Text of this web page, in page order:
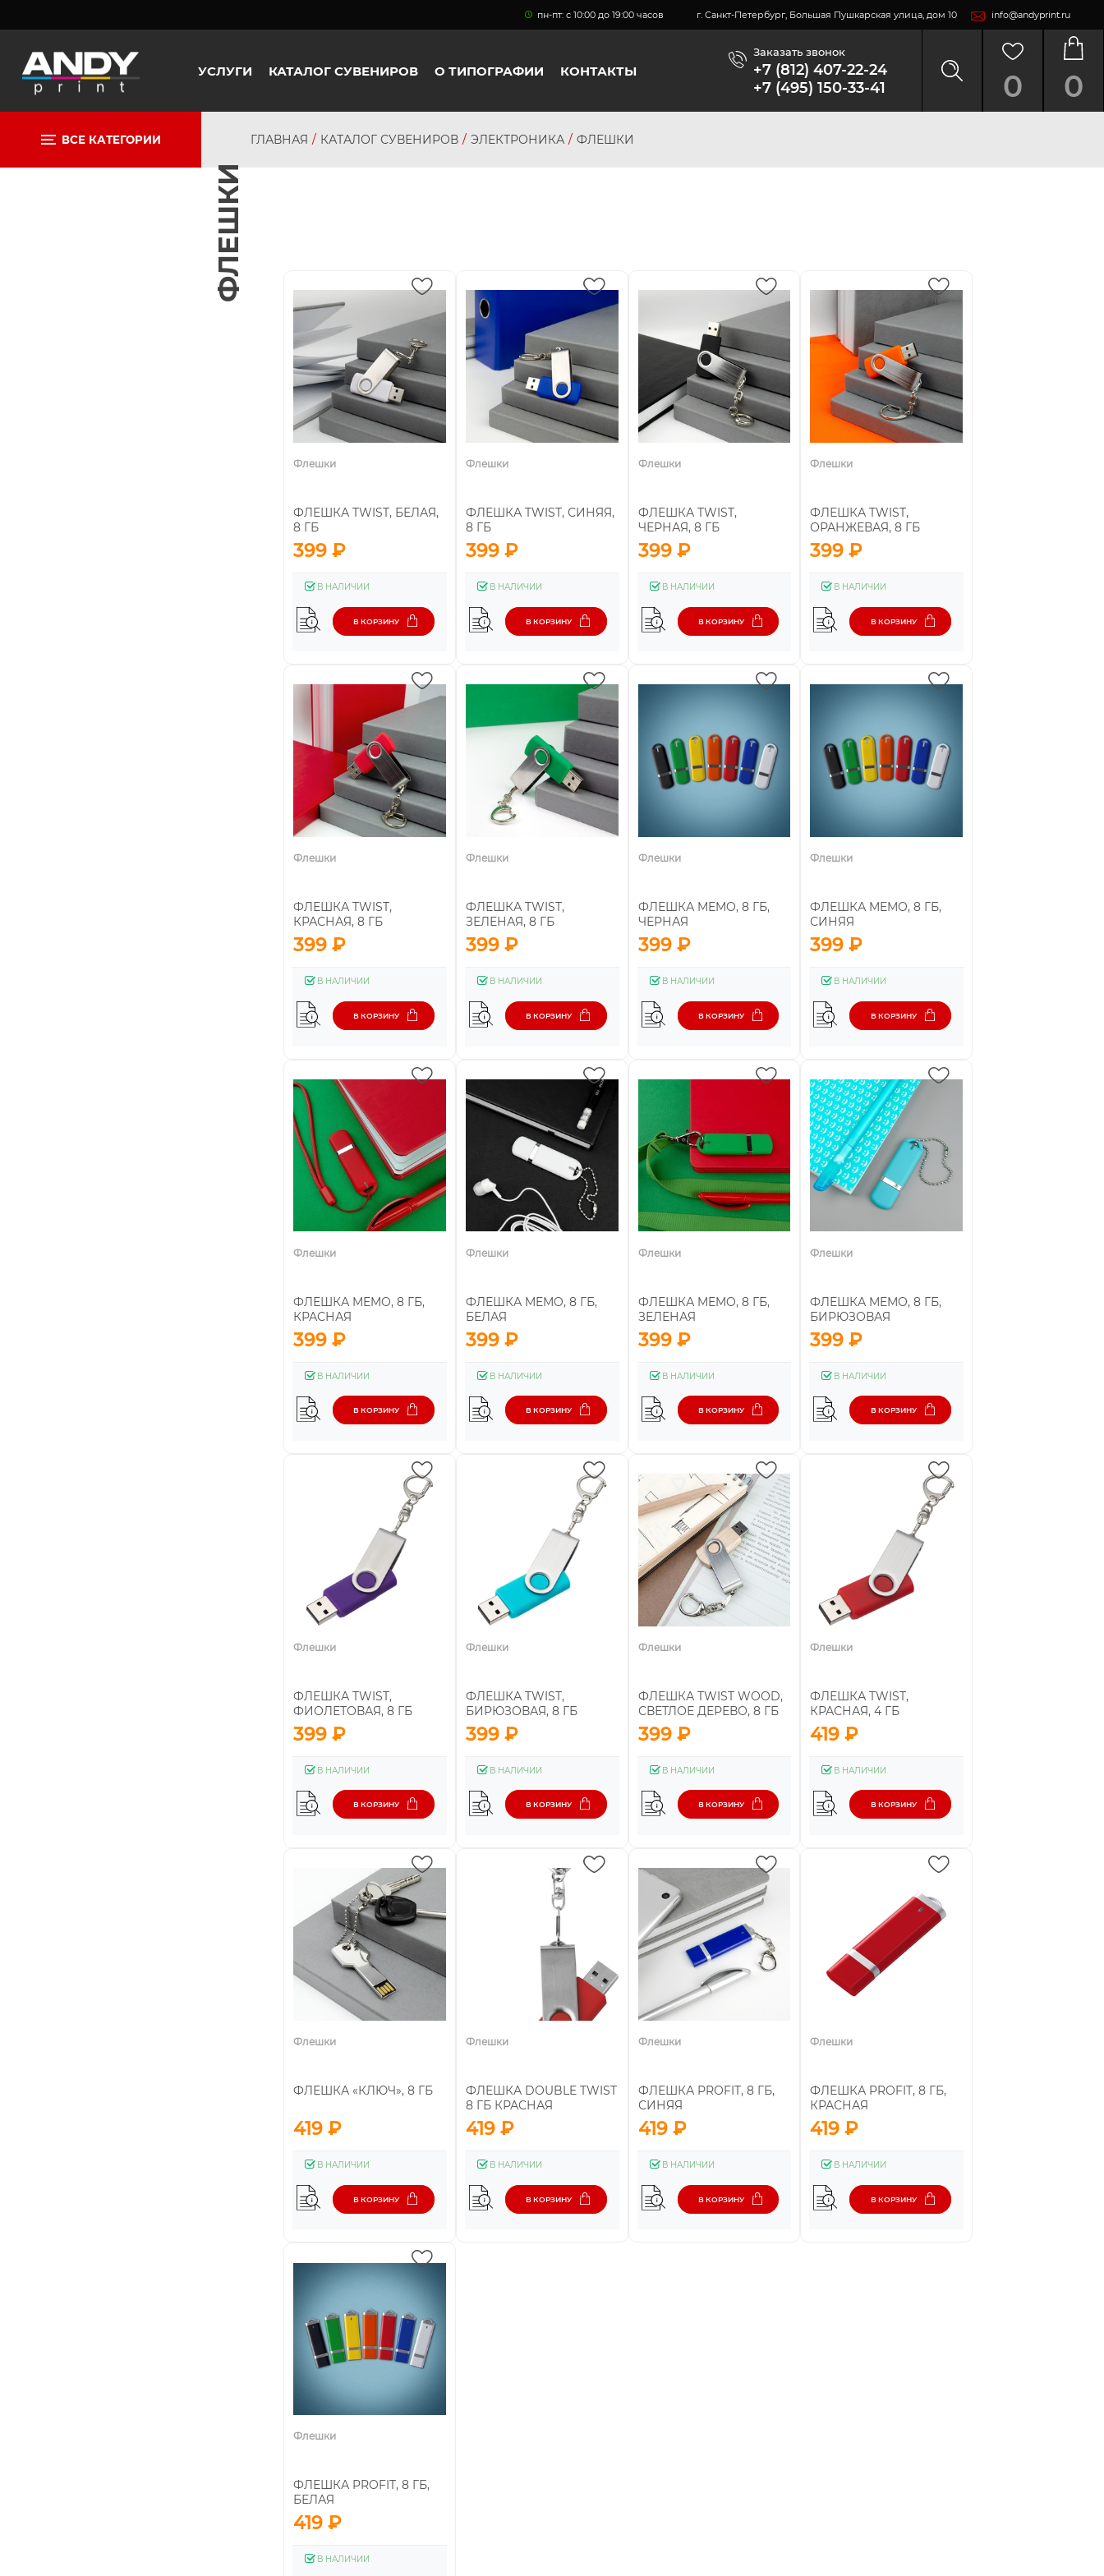
пн-пт: с 10:00 до 19:00 часов г. Санкт-Петербург, Большая Пушкарская улица, дом 10 info@andyprint.ru
УСЛУГИ КАТАЛОГ СУВЕНИРОВ О ТИПОГРАФИИ КОНТАКТЫ
Заказать звонок
+7 (812) 407-22-24
+7 (495) 150-33-41
0 0
ВСЕ КАТЕГОРИИ ГЛАВНАЯ КАТАЛОГ СУВЕНИРОВ ЭЛЕКТРОНИКА ФЛЕШКИ
ФЛЕШКИ
Флешки
ФЛЕШКА TWIST, БЕЛАЯ,
8 ГБ
399 ₽
В НАЛИЧИИ
В КОРЗИНУ
Флешки
ФЛЕШКА TWIST, СИНЯЯ,
8 ГБ
399 ₽
В НАЛИЧИИ
В КОРЗИНУ
Флешки
ФЛЕШКА TWIST,
ЧЕРНАЯ, 8 ГБ
399 ₽
В НАЛИЧИИ
В КОРЗИНУ
Флешки
ФЛЕШКА TWIST,
ОРАНЖЕВАЯ, 8 ГБ
399 ₽
В НАЛИЧИИ
В КОРЗИНУ
Флешки
ФЛЕШКА TWIST,
КРАСНАЯ, 8 ГБ
399 ₽
В НАЛИЧИИ
В КОРЗИНУ
Флешки
ФЛЕШКА TWIST,
ЗЕЛЕНАЯ, 8 ГБ
399 ₽
В НАЛИЧИИ
В КОРЗИНУ
Флешки
ФЛЕШКА MEMO, 8 ГБ,
ЧЕРНАЯ
399 ₽
В НАЛИЧИИ
В КОРЗИНУ
Флешки
ФЛЕШКА MEMO, 8 ГБ,
СИНЯЯ
399 ₽
В НАЛИЧИИ
В КОРЗИНУ
Флешки
ФЛЕШКА MEMO, 8 ГБ,
КРАСНАЯ
399 ₽
В НАЛИЧИИ
В КОРЗИНУ
Флешки
ФЛЕШКА MEMO, 8 ГБ,
БЕЛАЯ
399 ₽
В НАЛИЧИИ
В КОРЗИНУ
Флешки
ФЛЕШКА MEMO, 8 ГБ,
ЗЕЛЕНАЯ
399 ₽
В НАЛИЧИИ
В КОРЗИНУ
Флешки
ФЛЕШКА MEMO, 8 ГБ,
БИРЮЗОВАЯ
399 ₽
В НАЛИЧИИ
В КОРЗИНУ
Флешки
ФЛЕШКА TWIST,
ФИОЛЕТОВАЯ, 8 ГБ
399 ₽
В НАЛИЧИИ
В КОРЗИНУ
Флешки
ФЛЕШКА TWIST,
БИРЮЗОВАЯ, 8 ГБ
399 ₽
В НАЛИЧИИ
В КОРЗИНУ
Флешки
ФЛЕШКА TWIST WOOD,
СВЕТЛОЕ ДЕРЕВО, 8 ГБ
399 ₽
В НАЛИЧИИ
В КОРЗИНУ
Флешки
ФЛЕШКА TWIST,
КРАСНАЯ, 4 ГБ
419 ₽
В НАЛИЧИИ
В КОРЗИНУ
Флешки
ФЛЕШКА «КЛЮЧ», 8 ГБ
419 ₽
В НАЛИЧИИ
В КОРЗИНУ
Флешки
ФЛЕШКА DOUBLE TWIST
8 ГБ КРАСНАЯ
419 ₽
В НАЛИЧИИ
В КОРЗИНУ
Флешки
ФЛЕШКА PROFIT, 8 ГБ,
СИНЯЯ
419 ₽
В НАЛИЧИИ
В КОРЗИНУ
Флешки
ФЛЕШКА PROFIT, 8 ГБ,
КРАСНАЯ
419 ₽
В НАЛИЧИИ
В КОРЗИНУ
Флешки
ФЛЕШКА PROFIT, 8 ГБ,
БЕЛАЯ
419 ₽
В НАЛИЧИИ
персональных
данных